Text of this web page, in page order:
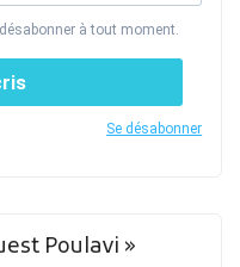
à tout moment.
Se désabonner
Poulavi »